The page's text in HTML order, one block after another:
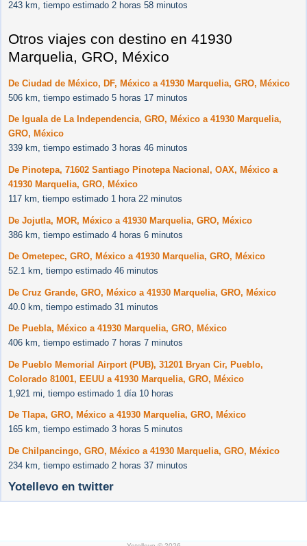
243 km, tiempo estimado 2 horas 58 minutos
Otros viajes con destino en 41930
Marquelia, GRO, México
De Ciudad de México, DF, México a 41930 Marquelia, GRO, México
506 km, tiempo estimado 5 horas 17 minutos
De Iguala de La Independencia, GRO, México a 41930 Marquelia,
GRO, México
339 km, tiempo estimado 3 horas 46 minutos
De Pinotepa, 71602 Santiago Pinotepa Nacional, OAX, México a
41930 Marquelia, GRO, México
117 km, tiempo estimado 1 hora 22 minutos
De Jojutla, MOR, México a 41930 Marquelia, GRO, México
386 km, tiempo estimado 4 horas 6 minutos
De Ometepec, GRO, México a 41930 Marquelia, GRO, México
52.1 km, tiempo estimado 46 minutos
De Cruz Grande, GRO, México a 41930 Marquelia, GRO, México
40.0 km, tiempo estimado 31 minutos
De Puebla, México a 41930 Marquelia, GRO, México
406 km, tiempo estimado 7 horas 7 minutos
De Pueblo Memorial Airport (PUB), 31201 Bryan Cir, Pueblo,
Colorado 81001, EEUU a 41930 Marquelia, GRO, México
1,921 mi, tiempo estimado 1 día 10 horas
De Tlapa, GRO, México a 41930 Marquelia, GRO, México
165 km, tiempo estimado 3 horas 5 minutos
De Chilpancingo, GRO, México a 41930 Marquelia, GRO, México
234 km, tiempo estimado 2 horas 37 minutos
Yotellevo en twitter